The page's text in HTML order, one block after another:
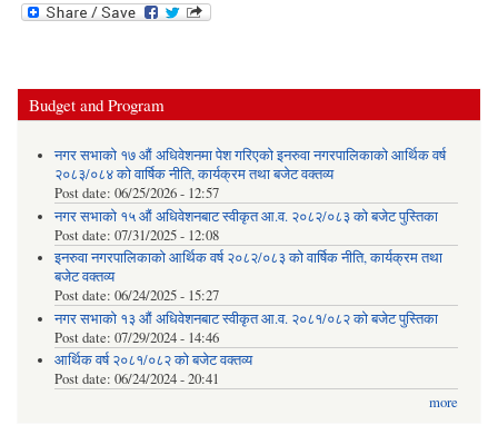
Budget and Program
नगर सभाको १७ औं अधिवेशनमा पेश गरिएको इनरुवा नगरपालिकाको आर्थिक वर्ष
२०८३/०८४ को वार्षिक नीति, कार्यक्रम तथा बजेट वक्तव्य
Post date: 06/25/2026 - 12:57
नगर सभाको १५ औं अधिवेशनबाट स्वीकृत आ.व. २०८२/०८३ को बजेट पुस्तिका
Post date: 07/31/2025 - 12:08
इनरुवा नगरपालिकाको आर्थिक वर्ष २०८२/०८३ को वार्षिक नीति, कार्यक्रम तथा
बजेट वक्तव्य
Post date: 06/24/2025 - 15:27
नगर सभाको १३ औं अधिवेशनबाट स्वीकृत आ.व. २०८१/०८२ को बजेट पुस्तिका
Post date: 07/29/2024 - 14:46
आर्थिक वर्ष २०८१/०८२ को बजेट वक्तव्य
Post date: 06/24/2024 - 20:41
more